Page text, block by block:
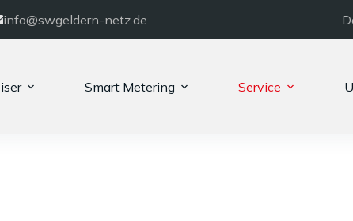
info@swgeldern-netz.de
Smart Metering Service